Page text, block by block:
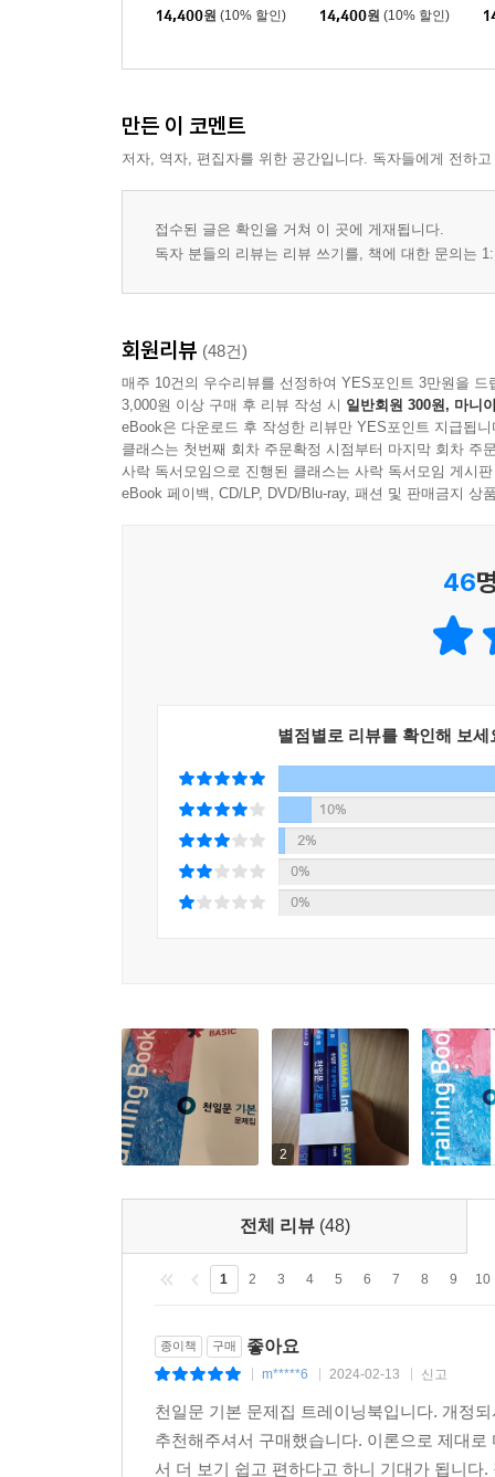
14,400원 (10% 할인) 14,400원 (10% 할인)
만든 이 코멘트
저자, 역자, 편집자를 위한 공간입니다. 독자들에게 전하
접수된 글은 확인을 거쳐 이 곳에 게재됩니다.
독자 분들의 리뷰는 리뷰 쓰기를, 책에 대한 문의는
회원리뷰 (48건)
매주 10건의 우수리뷰를 선정하여 YES포인트 3만원을 드
3,000원 이상 구매 후 리뷰 작성 시 일반회원 300원, 마니
eBook은 다운로드 후 작성한 리뷰만 YES포인트 지급됩니
클래스는 첫번째 회차 주문확정 시점부터 마지막 회차 주
사락 독서모임으로 진행된 클래스는 사락 독서모임 게시
eBook 페이백, CD/LP, DVD/Blu-ray, 패션 및 판매금지 상
46
별점별로 리뷰를 확인해 보세
10%
2%
0%
0%
2
전체 리뷰 (48)
1 2 3 4 5 6 7 8 9 10
종이책 구매 좋아요
m*****6 2024-02-13 신고
천일문 기본 문제집 트레이닝북입니다. 개정
추천해주셔서 구매했습니다. 이론으로 제대
서 더 보기 쉽고 편하다고 하니 기대가 됩니